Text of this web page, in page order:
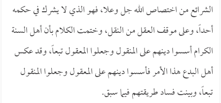
الشرائع من اختصاص الله جل وعلا، فهو الذي لا يشرك في حكمه
أحداً، وعلى موقف العقل من النقل، وختمت الكلام بأن أهل السنة
الكرام أسسوا دينهم على المنقول وجعلوا المعقول تبعاً، وقد عكس
أهل البدع هذا الأمر فأسسوا دينهم على المعقول وجعلوا المنقول
تبعاً، وبينت فساد طريقتهم فيما سبق.